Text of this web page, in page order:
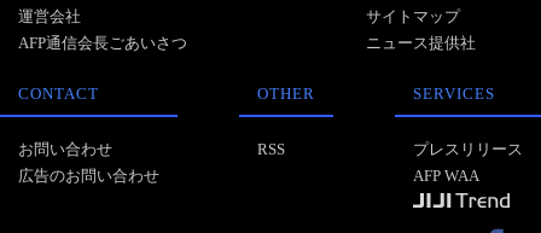
運営会社
AFP通信会長ごあいさつ
サイトマップ
ニュース提供社
CONTACT
お問い合わせ
広告のお問い合わせ
OTHER
RSS
SERVICES
プレスリリース
AFP WAA